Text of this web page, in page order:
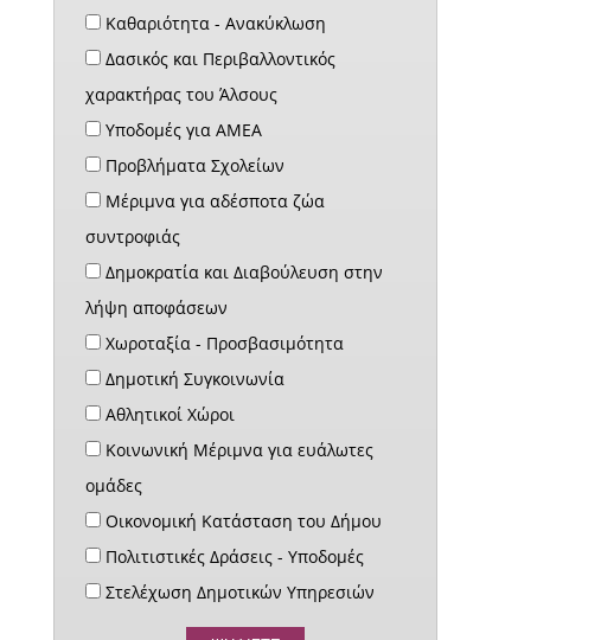
Καθαριότητα - Ανακύκλωση
Δασικός και Περιβαλλοντικός
χαρακτήρας του Άλσους
Υποδομές για ΑΜΕΑ
Προβλήματα Σχολείων
Μέριμνα για αδέσποτα ζώα
συντροφιάς
Δημοκρατία και Διαβούλευση στην
λήψη αποφάσεων
Χωροταξία - Προσβασιμότητα
Δημοτική Συγκοινωνία
Αθλητικοί Χώροι
Κοινωνική Μέριμνα για ευάλωτες
ομάδες
Οικονομική Κατάσταση του Δήμου
Πολιτιστικές Δράσεις - Υποδομές
Στελέχωση Δημοτικών Υπηρεσιών